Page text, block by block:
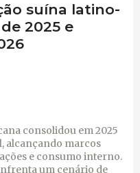
suína latino-
2025 e
consolidou em 2025
alcançando marcos
e consumo interno.
um cenário de